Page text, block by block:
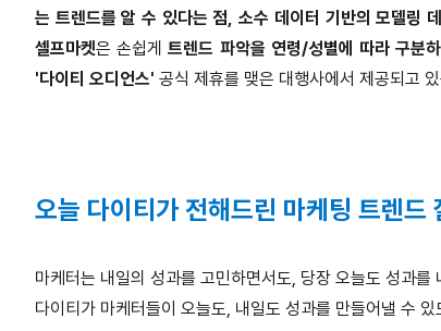
는 트렌드를 알 수 있다는 점, 소수 데이터 기반의 모델링
셀프마켓은 손쉽게트렌드 파악을 연령/성별에 따라 구분
'다이티 오디언스' 공식 제휴를 맺은 대행사에서 제공되고
오늘 다이티가 전해드린 마케팅 트렌드
마케터는 내일의 성과를 고민하면서도, 당장 오늘도 성과
다이티가 마케터들이 오늘도, 내일도 성과를 만들어낼 수